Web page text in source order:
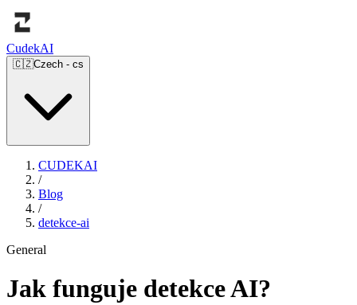
CudekAI
🇨🇿Czech - cs
CUDEKAI
/
Blog
/
detekce-ai
General
Jak funguje detekce AI?